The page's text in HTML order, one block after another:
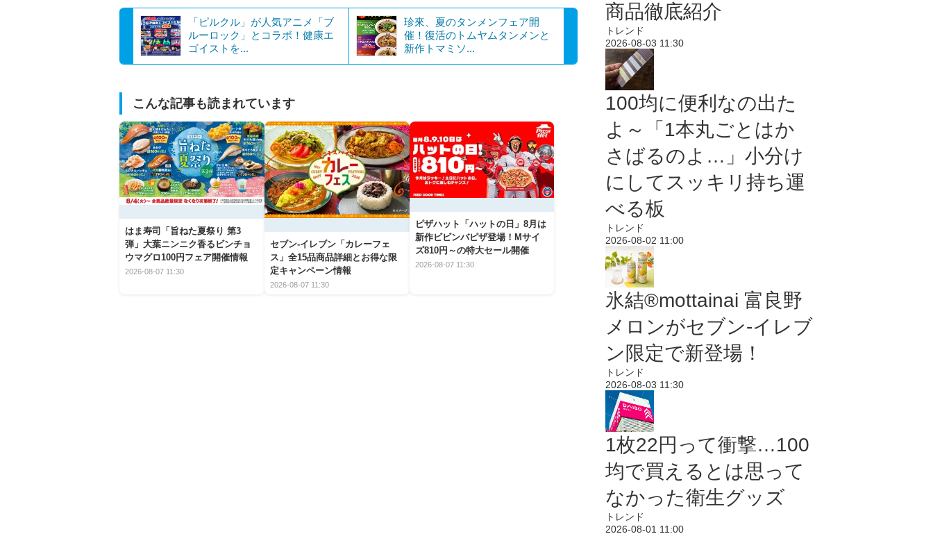
「ピルクル」が人気アニメ「ブ
ルーロック」とコラボ！健康エ
ゴイストを...
珍來、夏のタンメンフェア開
催！復活のトムヤムタンメンと
新作トマミソ...
こんな記事も読まれています
はま寿司「旨ねた夏祭り 第3
弾」大葉ニンニク香るビンチョ
ウマグロ100円フェア開催情報
2026-08-07 11:30
セブン‐イレブン「カレーフェ
ス」全15品商品詳細とお得な限
定キャンペーン情報
2026-08-07 11:30
ピザハット「ハットの日」8月は
新作ビビンバピザ登場！Mサイ
ズ810円～の特大セール開催
2026-08-07 11:30
商品徹底紹介
トレンド
2026-08-03 11:30
100均に便利なの出た
よ～「1本丸ごとはか
さばるのよ…」小分け
にしてスッキリ持ち運
べる板
トレンド
2026-08-02 11:00
氷結®mottainai 富良野
メロンがセブン‐イレブ
ン限定で新登場！
トレンド
2026-08-03 11:30
1枚22円って衝撃…100
均で買えるとは思って
なかった衛生グッズ
トレンド
2026-08-01 11:00